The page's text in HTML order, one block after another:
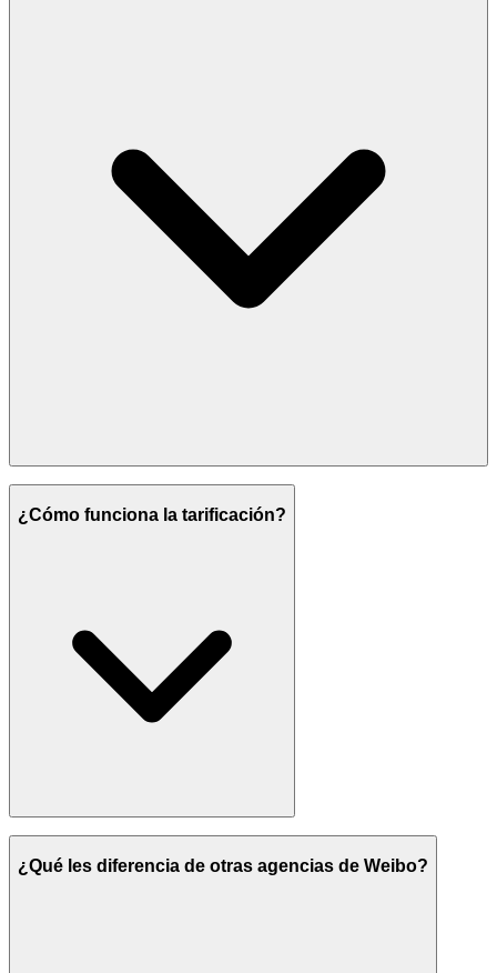
¿Cómo funciona la tarificación?
¿Qué les diferencia de otras agencias de Weibo?